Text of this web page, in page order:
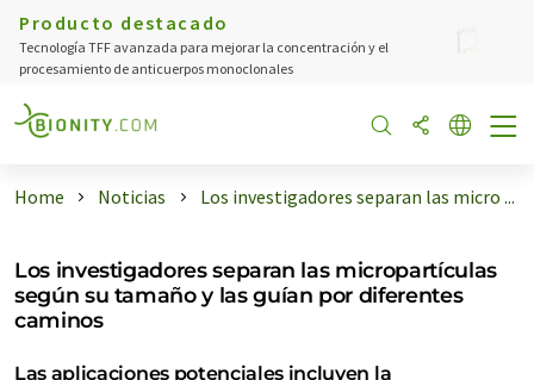
Producto destacado
Tecnología TFF avanzada para mejorar la concentración y el
procesamiento de anticuerpos monoclonales
Home Noticias Los investigadores separan las micro ...
Los investigadores separan las micropartículas
según su tamaño y las guían por diferentes
caminos
Las aplicaciones potenciales incluyen la